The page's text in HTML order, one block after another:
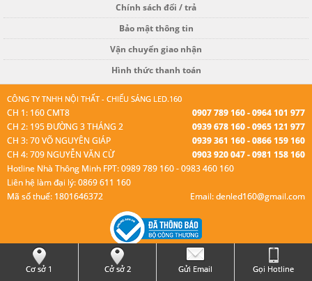
Chính sách đổi / trả
Bảo mật thông tin
Vận chuyển giao nhận
Hình thức thanh toán
CÔNG TY TNHH NỘI THẤT - CHIẾU SÁNG LED.160
CH 1: 160 CMT8
0907 789 160 - 0964 101 977
CH 2: 195 ĐƯỜNG 3 THÁNG 2
0939 678 160 - 0965 121 977
CH 3: 70 VÕ NGUYÊN GIÁP
0939 361 160 - 0866 159 160
CH 4: 709 NGUYỄN VĂN CỪ
0903 920 047 - 0981 158 160
Hotline Nhà Thông Minh FPT: 0989 789 160 - 0983 460 160
Liên hệ làm đại lý: 0869 611 160
Mã số thuế: 1801646372
Email: denled160@gmail.com
© Bản quyền thuộc Led 160.
Cơ sở 1
Cở sở 2 Gửi Email Gọi Hotline